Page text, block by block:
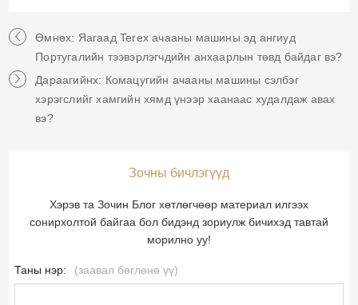
Өмнөх: Яагаад Terex ачааны машины эд ангиуд
Португалийн тээвэрлэгчдийн анхаарлын төвд байдаг вэ?
Дараагийнх: Комацугийн ачааны машины сэлбэг
хэрэгслийг хамгийн хямд үнээр хаанаас худалдаж авах
вэ?
Зочны бичлэгүүд
Хэрэв та Зочин Блог хөтлөгчөөр материал илгээх
сонирхолтой байгаа бол бидэнд зориулж бичихэд тавтай
морилно уу!
Таны нэр: (заавал бөглөнө үү)